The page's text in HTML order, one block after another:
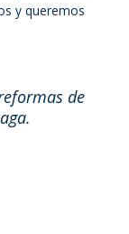
y queremos
de